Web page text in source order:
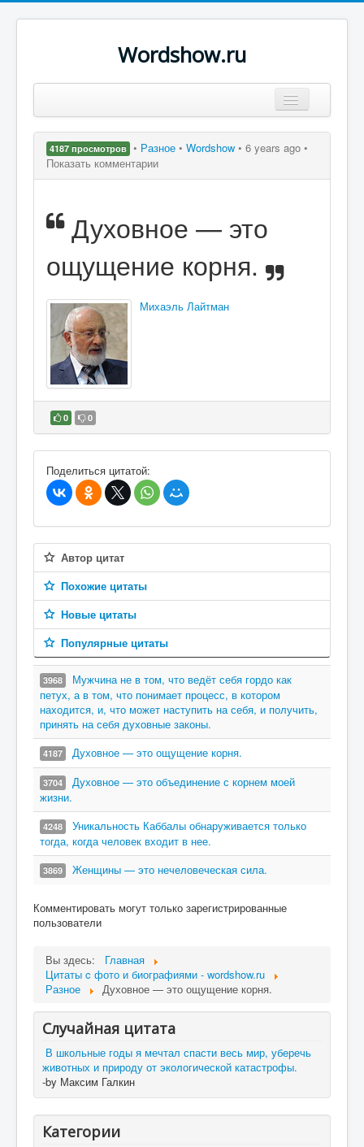
Wordshow.ru
Популярные цитаты
Поиск
4187 просмотров • Разное • Wordshow • 6 years ago •
Показать комментарии
Духовное — это
ощущение корня.
Михаэль Лайтман
0 0
В избранное
Поделиться цитатой:
Автор цитат
Похожие цитаты
Новые цитаты
Популярные цитаты
3968
Мужчина не в том, что ведёт себя гордо как
петух, а в том, что понимает процесс, в котором
находится, и, что может наступить на себя, и получить,
принять на себя духовные законы.
4187 Духовное — это ощущение корня.
3704
Духовное — это объединение с корнем моей
жизни.
4248
Уникальность Каббалы обнаруживается только
тогда, когда человек входит в нее.
3869 Женщины — это нечеловеческая сила.
Комментировать могут только зарегистрированные
пользователи
Вы здесь:
Главная
Цитаты c фото и биографиями - wordshow.ru
Разное
Духовное — это ощущение корня.
Случайная цитата
В школьные годы я мечтал спасти весь мир, уберечь
животных и природу от экологической катастрофы.
-by Максим Галкин
Категории